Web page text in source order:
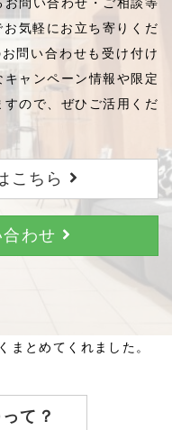
問い合わせ・ご相談等
気軽にお立ち寄りくだ
問い合わせも受け付け
ャンペーン情報や限定
ので、ぜひご活用くだ
こちら
わせ
まとめてくれました。
て？